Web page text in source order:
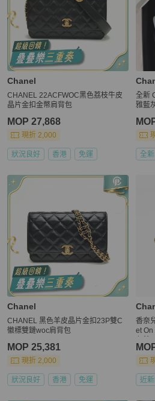
Chanel
CHANEL 22ACFWOC黑色荔枝牛皮
晶片金扣金幣肩背包
MOP 27,868
現折 2,000
狀況良好 香港 免運
全新
雅藍
全
Chanel
CHANEL 黑色羊皮晶片金扣23P雙C
徽標雙鏈woc肩背包
MOP 25,381
現折 2,000
狀況良好 香港 免運
香奈
et On
近